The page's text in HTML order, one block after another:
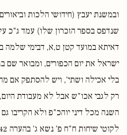
ובמשנת יעבץ (חידושי הלכות
שנדפס בספר הזכרון שלו) עמד ג"כ
דאיתא במועד קטן ט,א, דבימי שלמה
ישראל את יום הכפורים, ומבואר שם
בלי אכילה ושתי', ויש להסתפק אם
רק לגבי אכו"ש אבל לא מעבודת
השנה מכל דיני יוהכ"פ ולא הקריבו